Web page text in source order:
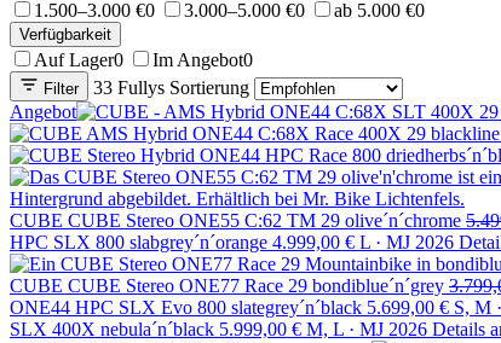
1.500–3.000 €0 3.000–5.000 €0 ab 5.000 €0
Verfügbarkeit
Auf Lager0 Im Angebot0
Filter 33 Fullys Sortierung
Angebot
CUBE CUBE Stereo ONE55 C:62 TM 29 olive´n´chrome
HPC SLX 800 slabgrey´n´orange 4.999,00 € L · MJ 2026
CUBE CUBE Stereo ONE77 Race 29 bondiblue´n´grey
ONE44 HPC SLX Evo 800 slategrey´n´black 5.699,00 € S, M
SLX 400X nebula´n´black 5.999,00 € M, L · MJ 2026 Details